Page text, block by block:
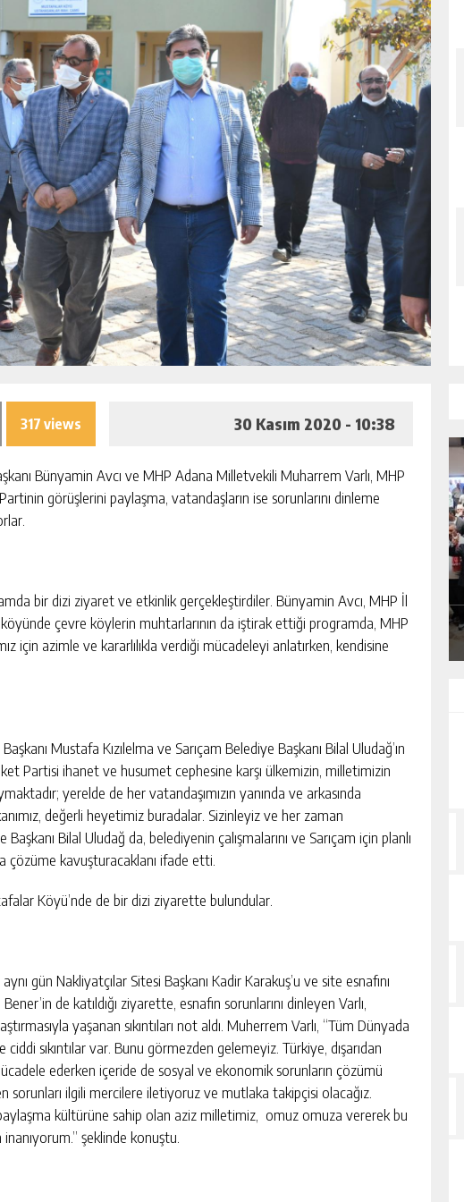
317 views 30 Kasım 2020 - 10:38
Bünyamin Avcı ve MHP Adana Milletvekili Muharrem Varlı, MHP
görüşlerini paylaşma, vatandaşların ise sorunlarını dinleme
bir dizi ziyaret ve etkinlik gerçekleştirdiler. Bünyamin Avcı, MHP İl
köyünde çevre köylerin muhtarlarının da iştirak ettiği programda, MHP
için azimle ve kararlılıkla verdiği mücadeleyi anlatırken, kendisine
Mustafa Kızılelma ve Sarıçam Belediye Başkanı Bilal Uludağ’ın
Partisi ihanet ve husumet cephesine karşı ülkemizin, milletimizin
yerelde de her vatandaşımızın yanında ve arkasında
değerli heyetimiz buradalar. Sizinleyiz ve her zaman
Başkanı Bilal Uludağ da, belediyenin çalışmalarını ve Sarıçam için planlı
çözüme kavuşturacaklanı ifade etti.
Köyü’nde de bir dizi ziyarette bulundular.
gün Nakliyatçılar Sitesi Başkanı Kadir Karakuş’u ve site esnafını
de katıldığı ziyarette, esnafın sorunlarını dinleyen Varlı,
yaşanan sıkıntıları not aldı. Muherrem Varlı, “Tüm Dünyada
sıkıntılar var. Bunu görmezden gelemeyiz. Türkiye, dışarıdan
ederken içeride de sosyal ve ekonomik sorunların çözümü
ilgili mercilere iletiyoruz ve mutlaka takipçisi olacağız.
kültürüne sahip olan aziz milletimiz, omuz omuza vererek bu
şeklinde konuştu.
TEK
GÜNLÜK HABER AKIŞI